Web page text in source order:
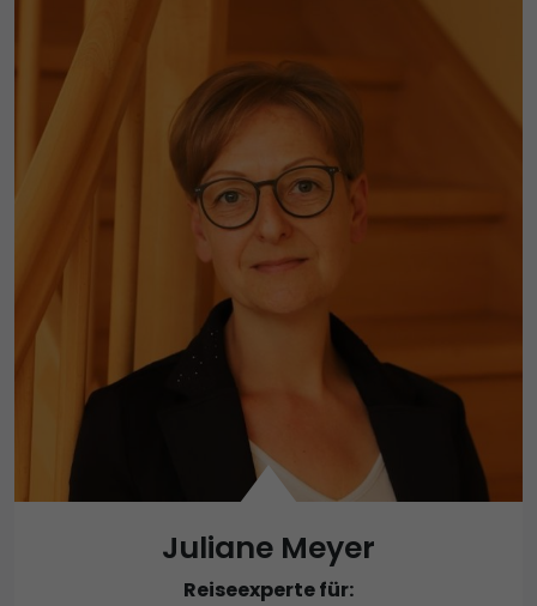
Juliane Meyer
Reiseexperte für: